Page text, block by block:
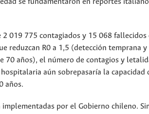
se fundamentaron en reportes
019 775 contagiados y 15 068 fallecidos
reduzcan R0 a 1,5 (detección temprana y
70 años), el número de contagios y
aún sobrepasaría la capacidad
años.
por el Gobierno chileno.